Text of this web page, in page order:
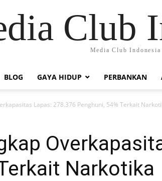
Club
Media Club Indonesia
BLOG GAYA HIDUP PERBANKAN
Lapas: 278.376 Penghuni, 54% Terkait
Narkotika